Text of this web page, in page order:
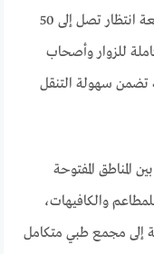
الطاقة في الوقت نفسه، كما تم تخصيص سعة انتظار تصل إلى 50
للزوار وأصحاب
تضمن سهولة التنقل
المناطق المفتوحة
والكافيهات،
إلى مجمع طبي متكامل